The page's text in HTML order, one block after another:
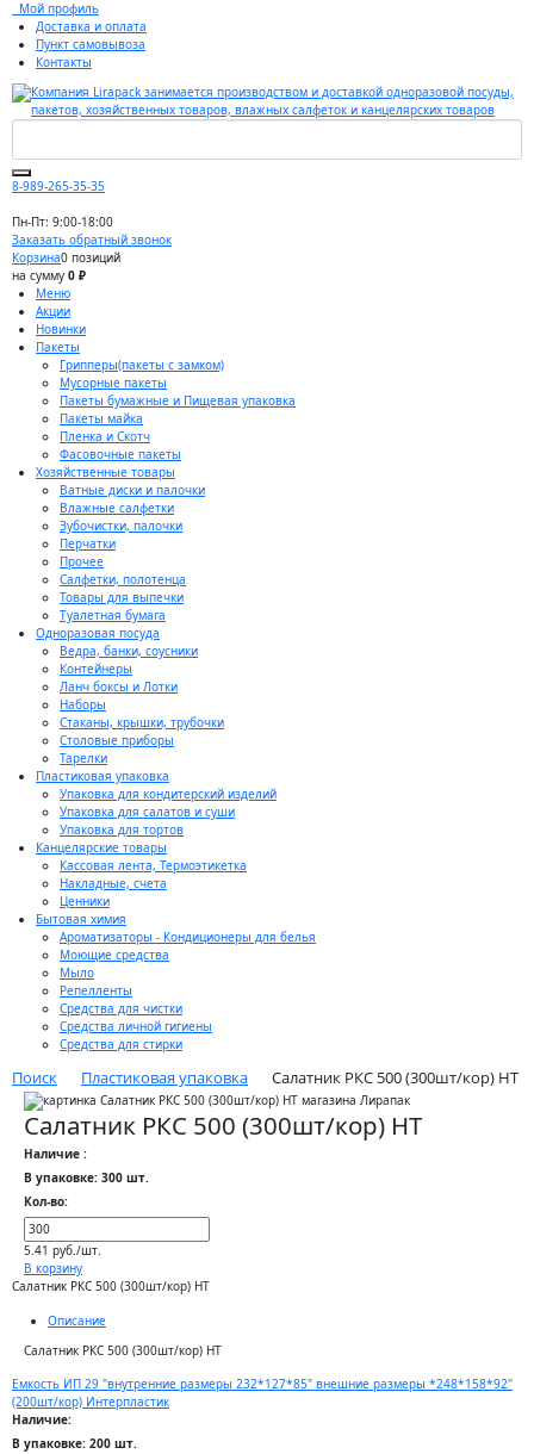
Мой профиль
Доставка и оплата
Пункт самовывоза
Контакты
8-989-265-35-35
Пн-Пт: 9:00-18:00
Заказать обратный звонок
Корзина0 позиций
на сумму 0 ₽
Меню
Акции
Новинки
Пакеты
Грипперы(пакеты с замком)
Мусорные пакеты
Пакеты бумажные и Пищевая упаковка
Пакеты майка
Пленка и Скотч
Фасовочные пакеты
Хозяйственные товары
Ватные диски и палочки
Влажные салфетки
Зубочистки, палочки
Перчатки
Прочее
Салфетки, полотенца
Товары для выпечки
Туалетная бумага
Одноразовая посуда
Ведра, банки, соусники
Контейнеры
Ланч боксы и Лотки
Наборы
Стаканы, крышки, трубочки
Столовые приборы
Тарелки
Пластиковая упаковка
Упаковка для кондитерский изделий
Упаковка для салатов и суши
Упаковка для тортов
Канцелярские товары
Кассовая лента, Термоэтикетка
Накладные, счета
Ценники
Бытовая химия
Ароматизаторы - Кондиционеры для белья
Моющие средства
Мыло
Репелленты
Средства для чистки
Средства личной гигиены
Средства для стирки
Поиск Пластиковая упаковка Салатник РКС 500 (300шт/кор) НТ
Салатник РКС 500 (300шт/кор) НТ
Наличие :
В упаковке: 300 шт.
Кол-во:
5.41 руб./шт.
В корзину
Салатник РКС 500 (300шт/кор) НТ
Описание
Салатник РКС 500 (300шт/кор) НТ
Емкость ИП 29 "внутренние размеры 232*127*85" внешние размеры *248*158*92"
(200шт/кор) Интерпластик
Наличие:
В упаковке: 200 шт.